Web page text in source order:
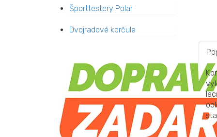
Športtestery Polar
Dvojradové korčule